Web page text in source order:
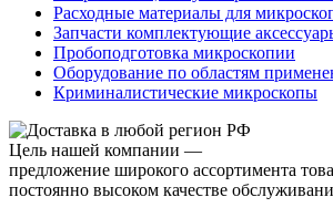
Расходные материалы для
Запчасти комплектующие
Пробоподготовка микроскопии
Оборудование по областям
Криминалистические микроскопы
Цель нашей компании —
предложение широкого ассортимента
постоянно высоком качестве